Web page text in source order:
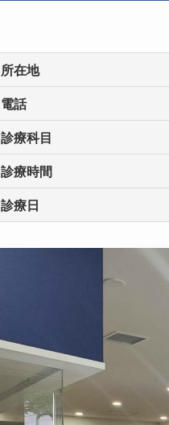
所在地
電話
診療科目
診療時間
診療日